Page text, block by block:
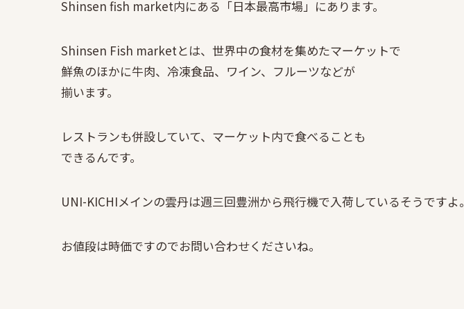
Shinsen fish market内にある「日本最高市場」にあります。
Shinsen Fish marketとは、世界中の食材を集めたマーケットで
鮮魚のほかに牛肉、冷凍食品、ワイン、フルーツなどが
揃います。
レストランも併設していて、マーケット内で食べることも
できるんです。
UNI-KICHIメインの雲丹は週三回豊洲から飛行機で入荷しているそうですよ。
お値段は時価ですのでお問い合わせくださいね。